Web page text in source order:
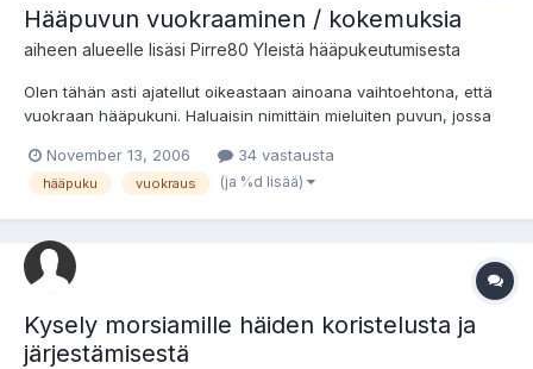
Hääpuvun vuokraaminen / kokemuksia
aiheen alueelle lisäsi Pirre80 Yleistä hääpukeutumisesta
Olen tähän asti ajatellut oikeastaan ainoana vaihtoehtona, että
vuokraan hääpukuni. Haluaisin nimittäin mieluiten puvun, jossa
sitten ostaminen) saattaisi tulla tosi kalliiksi. Nyt kuitenkin aloin
miettimään, että miksikähän jonkin ti...
November 13, 2006 34 vastausta
hääpuku vuokraus (ja %d lisää)
Kysely morsiamille häiden koristelusta ja
järjestämisestä